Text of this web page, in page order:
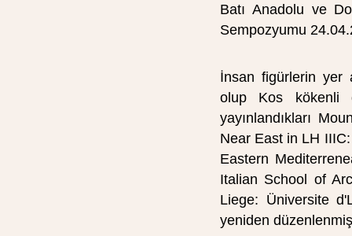
Batı Anadolu ve
Sempozyumu
İnsan figürlerin yer
olup Kos kökenli
yayınlandıkları
Near East in LH
Eastern
Italian School of
Liege: Üniversite
yeniden